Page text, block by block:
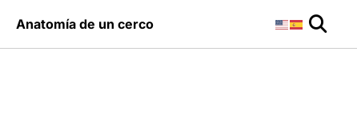
Anatomía de un cerco